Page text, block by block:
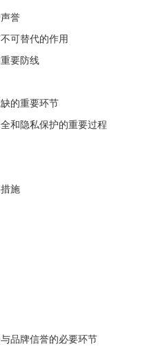
誉
可替代的作用
要防线
的重要环节
和隐私保护的重要过程
施
品牌信誉的必要环节